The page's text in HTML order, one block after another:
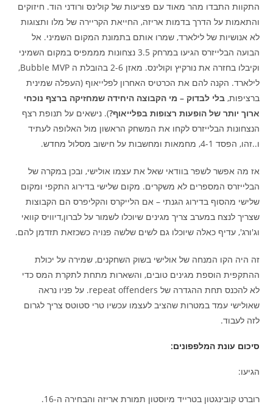
התקוות התבדו מהר מאוד עם פציעות של קולינס ורודני הוד. חיזוקים
והתאמות על הדרך בדמות אריזה, החייאת הקריירה של מלו ותצוגות
לא אנושיות של לילארד, שמרו אותם בתמונת המקום השמיני. אל
הבועה הבלייזרס הגיעו במרחק 3.5 נצחונות מממפיס במקום השמיני
וקיבלו בחזרה את נורקיץ וקולינס. מאזן 2-6 בהובלת ה Bubble MVP,
לילארד. הקנה להם את הכרטיס האחרון לפלייאוף (העפלה שמינית
ברציפות,בלי לבדוק – מי הקבוצה היחידה שמחזיקה ברצף נוכחי
ארוך יותר של הופעות רצופות בפלייאוף?). נישאים על תנופת רצף
הנצחונות הבלייזרס לקחו את המשחק הראשון מול האלופה לעתיד
ו..זהו, הפסד 4-1, מחמאות ומחשבות על חישוב מסלול מחדש.
אז מה אפשר לשפר בוודאי שאל את עצמו אולישי, ובכן במקרה של
הבלייזרס המספרים לא משקרים. מקום שלישי בדירוג התקפי ומקום
שלישי מהסוף בדירוג הגנתי – אם הלייקרס והקליפרס הם הקבוצות
שצריך לנצח במערב צריך מגינים שיוכלו לשמור על לברון,דיוויס קוואי
וג'ורג', עדיף כאלה שיוכלו גם לשים שלשה פנויה כשכזאת תזדמן להם.
זה היה הקו המנחה של אולישי בשוק השחקנים, שמירה על יכולת
ההתקפית הוספת מגינים טובים, והשארות מתחת לתקרת המס כדי
לא להכנס תחת ההגדרה של repeat offenders. על פניו נראה
שאולישי עמד במטרות שהציב לעצמו עכשיו טרי סטוטס צריך לגרום
לזה לעבוד.
סיכום עונת המלפפונים:
הגיעו:
רוברט קובינגטון בטרייד מיוסטון תמורת אריזה והבחירה ה-16.